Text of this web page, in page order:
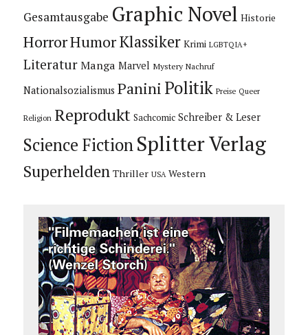
Gesamtausgabe Graphic Novel Historie
HorrorHumorKlassiker Krimi LGBTQIA+
Literatur Manga Marvel Mystery Nachruf
Nationalsozialismus Panini Politik Preise Queer
Religion Reprodukt Sachcomic Schreiber & Leser
Science Fiction Splitter Verlag
Superhelden Thriller USA Western